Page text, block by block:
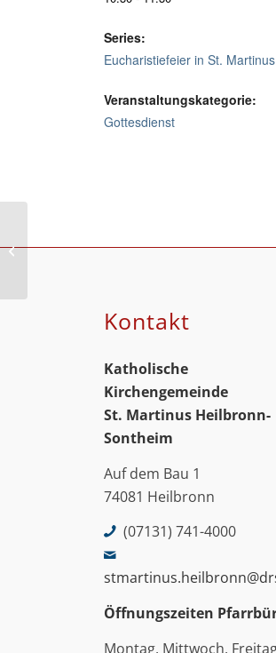
Series:
Eucharistiefeier in St. Martinus
Veranstaltungskategorie:
Gottesdienst
Kontakt
Katholische
Kirchengemeinde
St. Martinus Heilbronn-
Sontheim
Auf dem Bau 1
74081 Heilbronn
(07131) 741-4000
Öffnungszeiten
Montag, Mittwoch,